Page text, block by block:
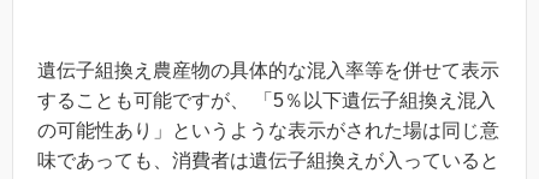
遺伝子組換え農産物の具体的な混入率等を併せて表示
することも可能ですが、 「5％以下遺伝子組換え混入
の可能性あり」というような表示がされた場は同じ意
味であっても、消費者は遺伝子組換えが入っていると